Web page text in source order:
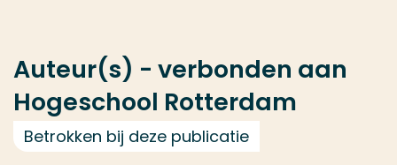
Auteur(s) - verbonden aan
Hogeschool Rotterdam
Betrokken bij deze publicatie